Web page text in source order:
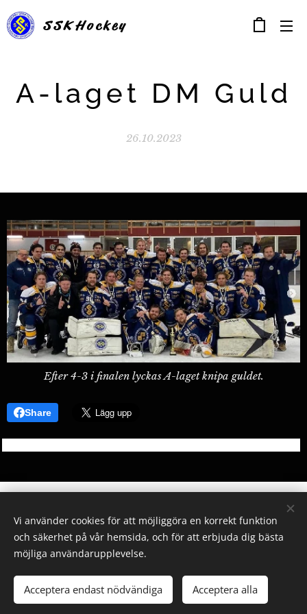
SSKHockey
A-laget DM Guld
26.10.2023
Efter 4-3 i finalen lyckas A-laget knipa guldet.
Share
Sunderby SK - Gallringsvägen 4, 954 42 Södra
Sunderbyn. Telefon: 0920-26 11 76
Cookies
Vi använder cookies för att möjliggöra en korrekt funktion
och säkerhet på vår hemsida, och för att erbjuda dig bästa
möjliga användarupplevelse.
Acceptera endast nödvändiga Acceptera alla